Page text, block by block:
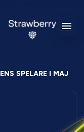
SPELARE I MAJ